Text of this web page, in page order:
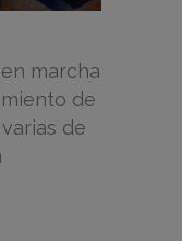
marcha
de
de